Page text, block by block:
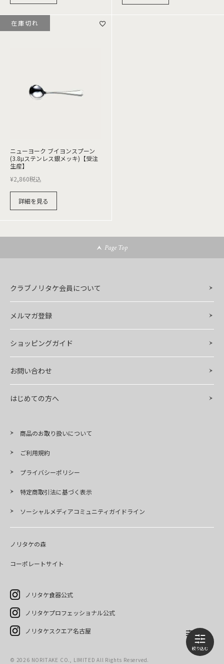
ニューヨーク ブイヨンスプーン
(3.8μステンレス銀メッキ)【受注
生産】
¥2,860税込
詳細を見る
在庫切れ
Page Top
クラブノリタケ会員について
メルマガ登録
ショッピングガイド
お問い合わせ
はじめての方へ
商品のお取り扱いについて
ご利用規約
プライバシーポリシー
特定商取引法に基づく表示
ソーシャルメディアコミュニティガイドライン
ノリタケの森
コーポレートサイト
ノリタケ食器公式
ノリタケプロフェッショナル公式
ノリタケスクエア名古屋
© 2026 NORITAKE CO., LIMITED All Rights Reserved.